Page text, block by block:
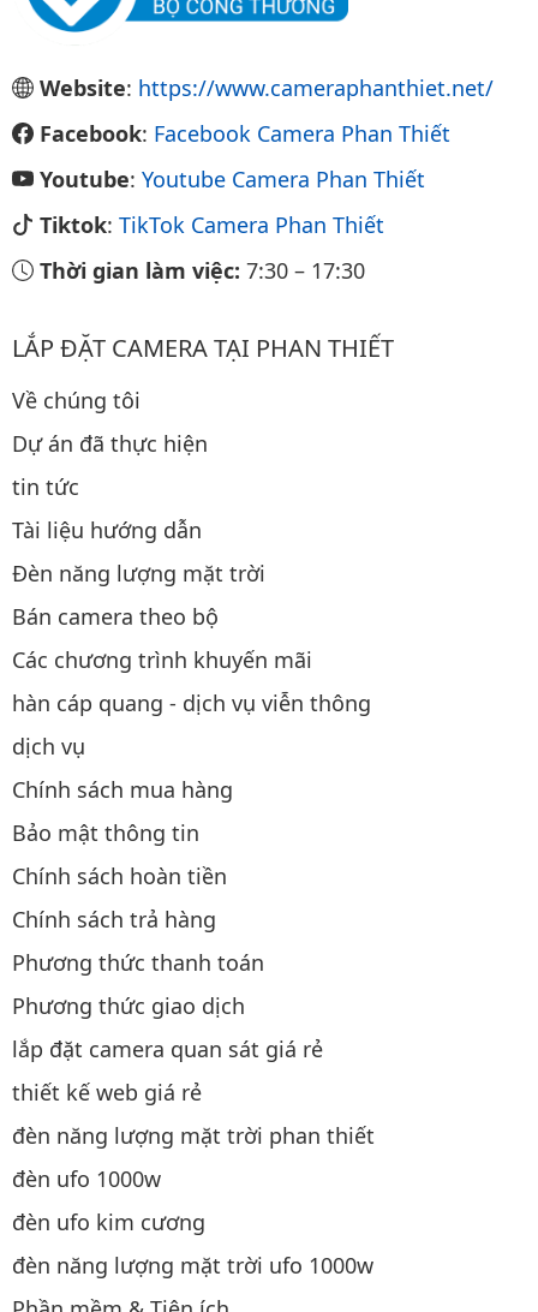
Website: https://www.cameraphanthiet.net/
Facebook: Facebook Camera Phan Thiết
Youtube: Youtube Camera Phan Thiết
Tiktok: TikTok Camera Phan Thiết
Thời gian làm việc: 7:30 – 17:30
LẮP ĐẶT CAMERA TẠI PHAN THIẾT
Về chúng tôi
Dự án đã thực hiện
tin tức
Tài liệu hướng dẫn
Đèn năng lượng mặt trời
Bán camera theo bộ
Các chương trình khuyến mãi
hàn cáp quang - dịch vụ viễn thông
dịch vụ
Chính sách mua hàng
Bảo mật thông tin
Chính sách hoàn tiền
Chính sách trả hàng
Phương thức thanh toán
Phương thức giao dịch
lắp đặt camera quan sát giá rẻ
thiết kế web giá rẻ
đèn năng lượng mặt trời phan thiết
đèn ufo 1000w
đèn ufo kim cương
đèn năng lượng mặt trời ufo 1000w